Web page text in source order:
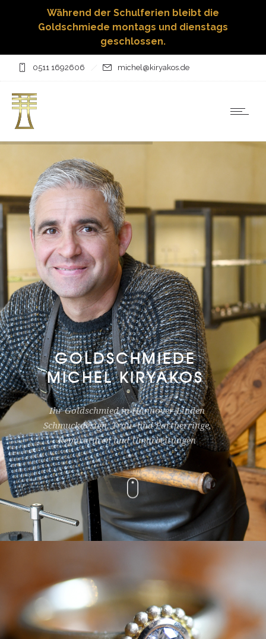
Während der Schulferien bleibt die
Goldschmiede montags und dienstags
geschlossen.
0511 1692606 michel@kiryakos.de
GOLDSCHMIEDE
MICHEL KIRYAKOS
Ihr Goldschmied in Hannover-Linden
Schmuckdesign, Trau- und Partnerringe,
Reparaturen und Umarbeitungen